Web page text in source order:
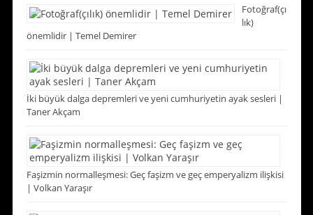
Fotoğraf(çı
lık)
önemlidir | Temel Demirer
İki büyük dalga depremleri ve yeni cumhuriyetin ayak sesleri |
Taner Akçam
Faşizmin normalleşmesi: Geç faşizm ve geç emperyalizm ilişkisi
| Volkan Yaraşır